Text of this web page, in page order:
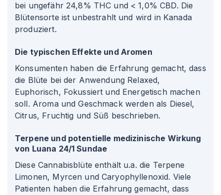
bei ungefähr 24,8% THC und < 1,0% CBD. Die
Blütensorte ist unbestrahlt und wird in Kanada
produziert.
Die typischen Effekte und Aromen
Konsumenten haben die Erfahrung gemacht, dass
die Blüte bei der Anwendung Relaxed,
Euphorisch, Fokussiert und Energetisch machen
soll. Aroma und Geschmack werden als Diesel,
Citrus, Fruchtig und Süß beschrieben.
Terpene und potentielle medizinische Wirkung
von Luana 24/1 Sundae
Diese Cannabisblüte enthält u.a. die Terpene
Limonen, Myrcen und Caryophyllenoxid. Viele
Patienten haben die Erfahrung gemacht, dass